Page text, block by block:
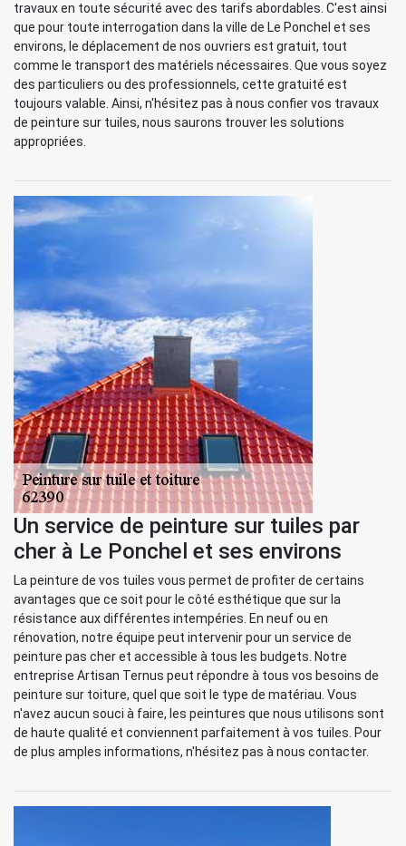
travaux en toute sécurité avec des tarifs abordables. C'est ainsi
que pour toute interrogation dans la ville de Le Ponchel et ses
environs, le déplacement de nos ouvriers est gratuit, tout
comme le transport des matériels nécessaires. Que vous soyez
des particuliers ou des professionnels, cette gratuité est
toujours valable. Ainsi, n'hésitez pas à nous confier vos travaux
de peinture sur tuiles, nous saurons trouver les solutions
appropriées.
Un service de peinture sur tuiles par
cher à Le Ponchel et ses environs
La peinture de vos tuiles vous permet de profiter de certains
avantages que ce soit pour le côté esthétique que sur la
résistance aux différentes intempéries. En neuf ou en
rénovation, notre équipe peut intervenir pour un service de
peinture pas cher et accessible à tous les budgets. Notre
entreprise Artisan Ternus peut répondre à tous vos besoins de
peinture sur toiture, quel que soit le type de matériau. Vous
n'avez aucun souci à faire, les peintures que nous utilisons sont
de haute qualité et conviennent parfaitement à vos tuiles. Pour
de plus amples informations, n'hésitez pas à nous contacter.